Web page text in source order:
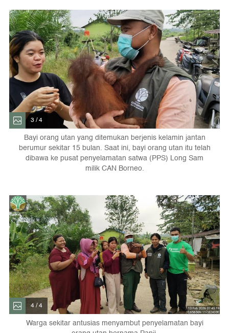
3 / 4
Bayi orang utan yang ditemukan berjenis kelamin jantan
berumur sekitar 15 bulan. Saat ini, bayi orang utan itu telah
dibawa ke pusat penyelamatan satwa (PPS) Long Sam
milik CAN Borneo.
4 / 4
Warga sekitar antusias menyambut penyelamatan bayi